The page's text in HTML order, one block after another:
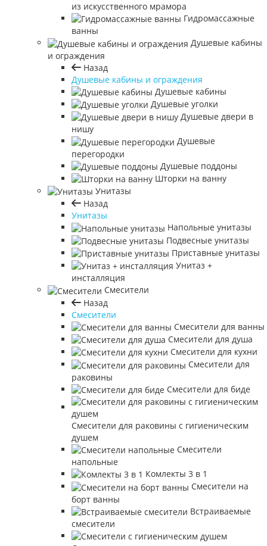
из искусственного мрамора
Гидромассажные
ванны
Душевые кабины
и ограждения
Назад
Душевые кабины и ограждения
Душевые кабины
Душевые уголки
Душевые двери в
нишу
Душевые
перегородки
Душевые поддоны
Шторки на ванну
Унитазы
Назад
Унитазы
Напольные унитазы
Подвесные унитазы
Приставные унитазы
Унитаз +
инсталляция
Смесители
Назад
Смесители
Смесители для ванны
Смесители для душа
Смесители для кухни
Смесители для
раковины
Смесители для биде
Смесители для раковины с гигиеническим
душем
Смесители
напольные
Комлекты 3 в 1
Смесители на
борт ванны
Встраиваемые
смесители